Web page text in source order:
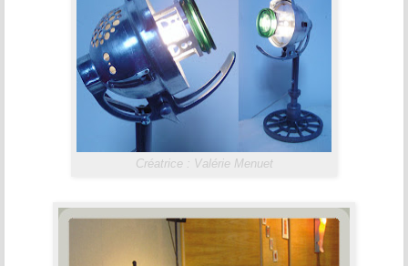
Créatrice : Valérie Menuet